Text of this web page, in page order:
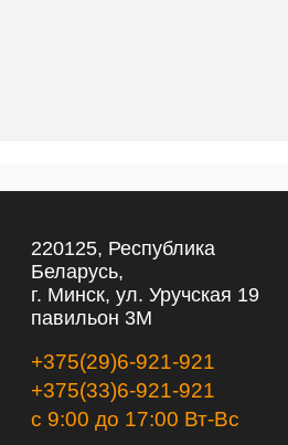
220125, Республика
Беларусь,
г. Минск, ул. Уручская 19
павильон 3М
+375(29)6-921-921
+375(33)6-921-921
с 9:00 до 17:00 Вт-Вс